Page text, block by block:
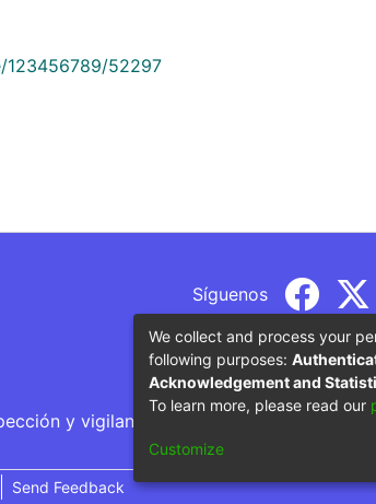
123456789/52297
Síguenos
y vigilancia por parte del Ministerio
Send Feedback
We collect and process your
following purposes:
Acknowledgement and
To learn more, please read our
Customize